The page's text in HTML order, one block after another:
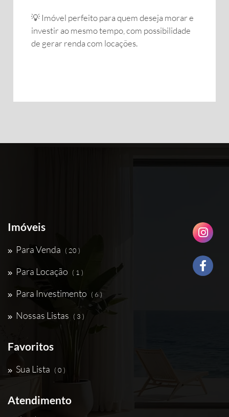
💡 Imóvel perfeito para quem deseja morar e
investir ao mesmo tempo, com possibilidade
de gerar renda com locações.
Imóveis
Para Venda ( 20 )
Para Locação ( 1 )
Para Investimento ( 6 )
Nossas Listas ( 3 )
Favoritos
Sua Lista ( 0 )
Atendimento